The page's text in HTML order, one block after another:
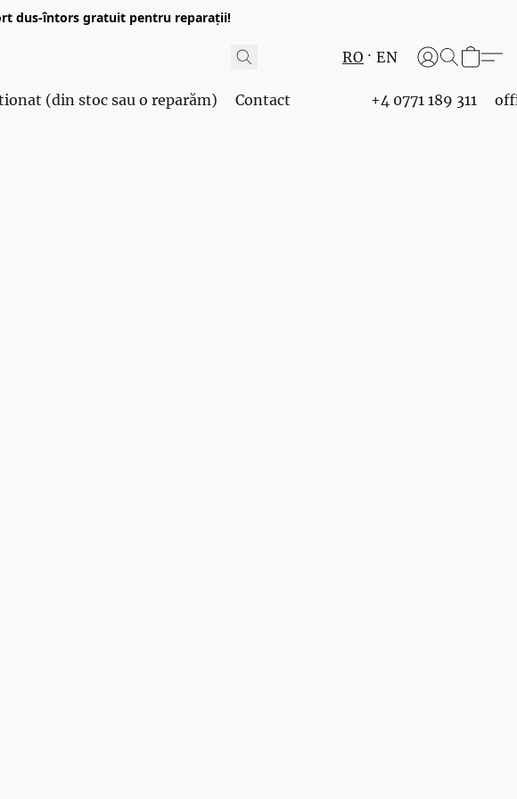
dus-întors gratuit pentru reparații!
RO EN
(din stoc sau o reparăm) Contact +4 0771 189 311